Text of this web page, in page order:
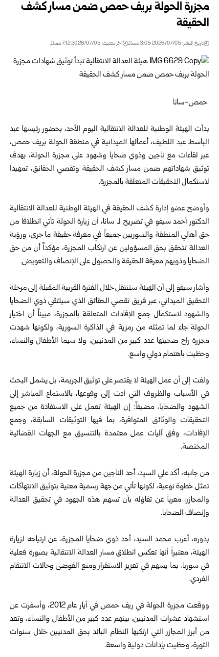
مجزرة الحولة بريف حمص ضمن مسار كشف
الحقيقة
تاريخ النشر: 2026/07/05 3:05 مساءً اخر تحديث: 2026/07/05 7:12 مساءً
حمص-سانا
بدأت الهيئة الوطنية للعدالة الانتقالية اليوم الأحد، بحضور رئيسها عبد
الباسط عبد اللطيف، أعمالها الميدانية في منطقة الحولة بريفحمص،
عبر لقاءات مع ناجين وذوي ضحايا وشهود على مجزرة الحولة، بهدف
توثيق شهاداتهم ضمن مسار كشف الحقيقة وتقصي الحقائق، تمهيداً
لاستكمال التحقيقات المتعلقة بالمجزرة.
وأوضح عضو إدارة كشف الحقيقة في الهيئة الوطنية للعدالة الانتقالية
الدكتور أحمد سيفو في تصريح لـ سانا، أن زيارة الحولة تأتي انطلاقاً من
حق أهالي المنطقة والسوريين جميعاً في معرفة حقيقة ما جرى، ورؤية
العدالة تتحقق بحق المسؤولين عن ارتكاب المجزرة، مؤكداً أن من حق
الضحايا وذويهم معرفة الحقيقة والحصول على الإنصاف والتعويض.
وأشار سيفو إلى أن الهيئة ستنتقل خلال الفترة القريبة المقبلة إلى مرحلة
التحقيق الميداني، عبر فريق تقصي الحقائق الذي سيلتقي ذوي الضحايا
والشهود لاستكمال جمع الإفادات المتعلقة بالمجزرة، مبيناً أن اختيار
الحولة جاء لما تمثله من رمزية في الذاكرة السورية، ولكونها شهدت
مجزرة راح ضحيتها عدد كبير من المدنيين، ولا سيما الأطفال والنساء،
وحظيت باهتمام دولي واسع.
ولفت إلى أن عمل الهيئة لا يقتصر على توثيق الجريمة، بل يشمل البحث
في الأسباب والظروف التي أدت إلى وقوعها، بالاستماع المباشر إلى
الشهود والضحايا، مضيفاً: إن الهيئة تعمل على الاستفادة من جميع
التحقيقات والوثائق المتوافرة، بما فيها التوثيقات السابقة، وجمع
الإفادات، وفق آليات عمل معتمدة بالتنسيق مع الجهات القضائية
المختصة.
من جانبه، أكد علي السيد، أحد الناجين من مجزرة الحولة، أن زيارة الهيئة
تمثل خطوة نوعية، لكونها تأتي من جهة رسمية معنية بتوثيق الانتهاكات
والمجازر، معرباً عن تفاؤله بأن تسهم هذه الجهود في تحقيق العدالة
وإنصاف الضحايا.
بدوره، أعرب محمد السيد، أحد ذوي ضحايا المجزرة، عن ارتياحه لزيارة
الهيئة، معتبراً أنها تعكس انطلاق مسار العدالة الانتقالية بصورة فعلية
في سوريا، بما يسهم في تعزيز الاستقرار ومنع الفوضى وحالات الانتقام
الفردي.
ووقعت مجزرة الحولة في ريف حمص في أيار عام 2012، وأسفرت عن
استشهاد عشرات المدنيين، بينهم عدد كبير من الأطفال والنساء، وتعد
من أبرز المجازر التي ارتكبها النظام البائد بحق المدنيين خلال سنوات
الثورة، وحظيت بإدانات دولية واسعة.